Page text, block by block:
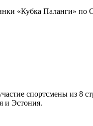
«Кубка Паланги»
спортсмены из 8
и Эстония.